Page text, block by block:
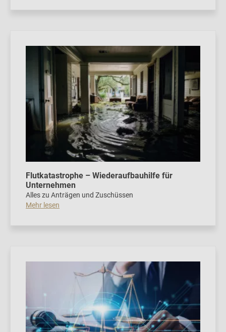
Flutkatastrophe – Wiederaufbauhilfe für
Unternehmen
Alles zu Anträgen und Zuschüssen
Mehr lesen